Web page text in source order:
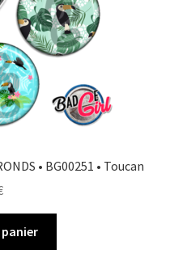
• BG00251 • Toucan